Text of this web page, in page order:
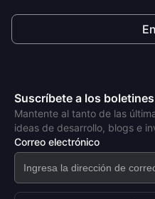
Suscríbete a los
Mantente al tanto de las
ideas de desarrollo, blogs e
Correo electrónico